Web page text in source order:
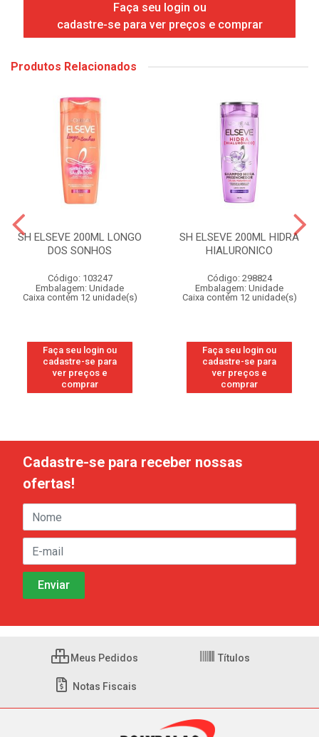
Faça seu login ou
cadastre-se para ver preços e comprar
Produtos Relacionados
SH ELSEVE 200ML LONGO
DOS SONHOS
Código: 103247
Embalagem: Unidade
Caixa contém 12 unidade(s)
Faça seu login ou
cadastre-se para
ver preços e
comprar
SH ELSEVE 200ML HIDRA
HIALURONICO
Código: 298824
Embalagem: Unidade
Caixa contém 12 unidade(s)
Faça seu login ou
cadastre-se para
ver preços e
comprar
Cadastre-se para receber nossas
ofertas!
Meus Pedidos Títulos
Notas Fiscais